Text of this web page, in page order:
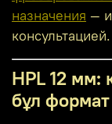
назначения —
консультацией.
HPL 12 мм:
бұл